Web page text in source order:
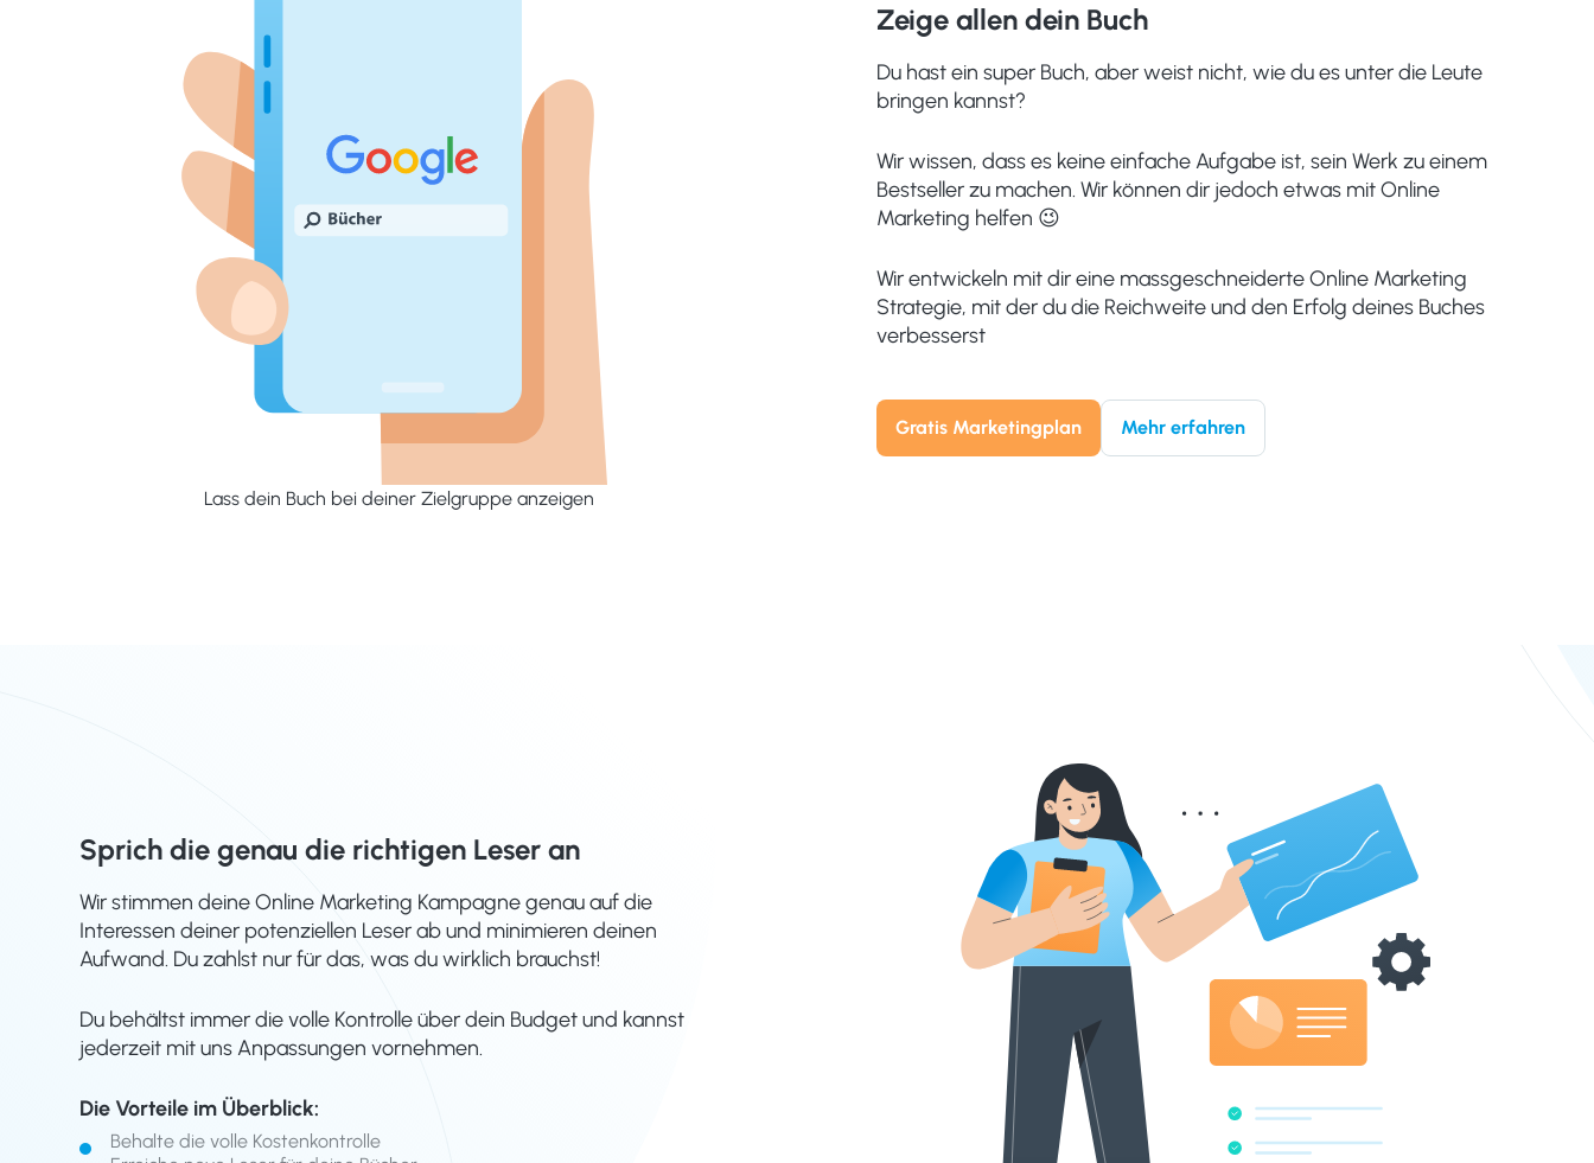
Zeige allen dein Buch
Du hast ein super Buch, aber weist nicht, wie du es unter die Leute
bringen kannst?
Wir wissen, dass es keine einfache Aufgabe ist, sein Werk zu einem
Bestseller zu machen. Wir können dir jedoch etwas mit Online
Marketing helfen 😉
Wir entwickeln mit dir eine massgeschneiderte Online Marketing
Strategie, mit der du die Reichweite und den Erfolg deines Buches
verbesserst
Gratis Marketingplan Mehr erfahren
Lass dein Buch bei deiner Zielgruppe anzeigen
Sprich die genau die richtigen Leser an
Wir stimmen deine Online Marketing Kampagne genau auf die
Interessen deiner potenziellen Leser ab und minimieren deinen
Aufwand. Du zahlst nur für das, was du wirklich brauchst!
Du behältst immer die volle Kontrolle über dein Budget und kannst
jederzeit mit uns Anpassungen vornehmen.
Die Vorteile im Überblick:
Behalte die volle Kostenkontrolle